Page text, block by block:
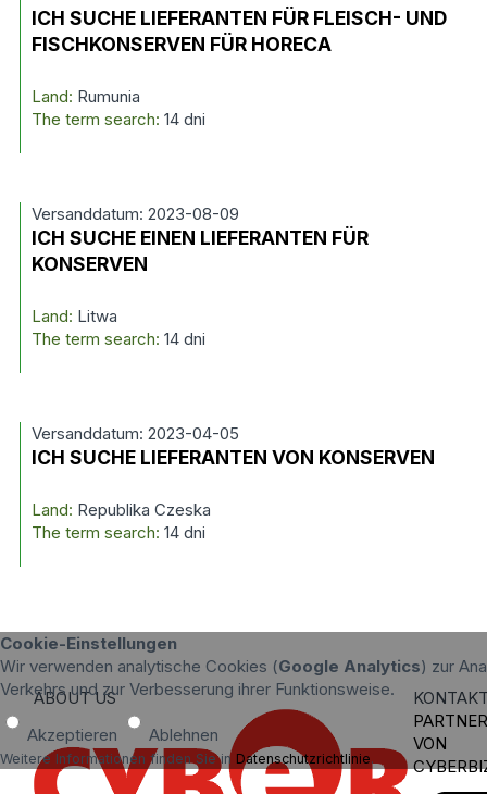
ICH SUCHE LIEFERANTEN FÜR FLEISCH- UND
FISCHKONSERVEN FÜR HORECA
Land: Rumunia
The term search: 14 dni
Versanddatum: 2023-08-09
ICH SUCHE EINEN LIEFERANTEN FÜR
KONSERVEN
Land: Litwa
The term search: 14 dni
Versanddatum: 2023-04-05
ICH SUCHE LIEFERANTEN VON KONSERVEN
Land: Republika Czeska
The term search: 14 dni
Cookie-Einstellungen
Wir verwenden analytische Cookies (Google Analytics) zur
Verkehrs und zur Verbesserung ihrer Funktionsweise.
Akzeptieren Ablehnen
Weitere Informationen finden Sie in Datenschutzrichtlinie.
ABOUT US
VON